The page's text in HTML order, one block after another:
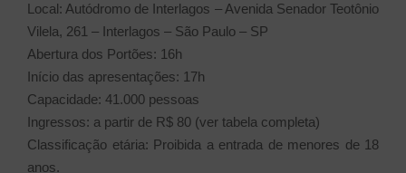
Local: Autódromo de Interlagos – Avenida Senador Teotônio
Vilela, 261 – Interlagos – São Paulo – SP
Abertura dos Portões: 16h
Início das apresentações: 17h
Capacidade: 41.000 pessoas
Ingressos: a partir de R$ 80 (ver tabela completa)
Classificação etária: Proibida a entrada de menores de 18
anos.